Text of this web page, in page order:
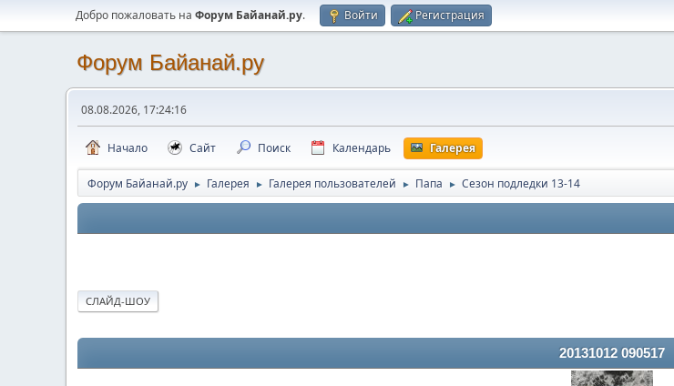
Добро пожаловать на Форум Байанай.ру. Войти Регистрация
Форум Байанай.ру
08.08.2026, 17:24:16
Начало Сайт Поиск Календарь Галерея
Форум Байанай.ру ► Галерея ► Галерея пользователей ► Папа ► Сезон подледки 13-14
СЛАЙД-ШОУ
20131012 090517